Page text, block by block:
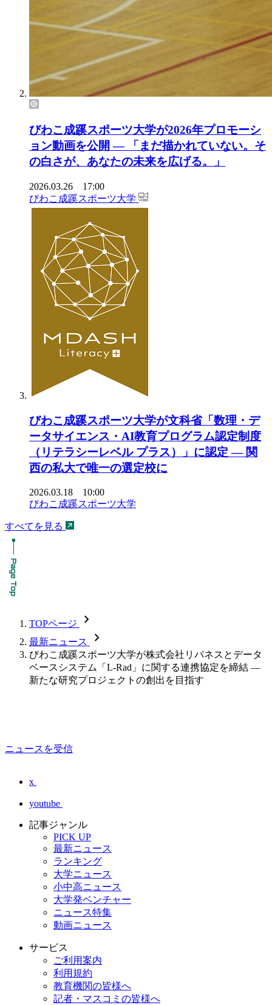
びわこ成蹊スポーツ大学が2026年プロモーシ
ョン動画を公開 ― 「まだ描かれていない。そ
の白さが、あなたの未来を広げる。」
2026.03.26 17:00
びわこ成蹊スポーツ大学
びわこ成蹊スポーツ大学が文科省「数理・デ
ータサイエンス・AI教育プログラム認定制度
（リテラシーレベル プラス）」に認定 ― 関
西の私大で唯一の選定校に
2026.03.18 10:00
びわこ成蹊スポーツ大学
すべてを見る
TOPページ chevron_forward
最新ニュース chevron_forward
びわこ成蹊スポーツ大学が株式会社リバネスとデータ
ベースシステム「L-Rad」に関する連携協定を締結 —
新たな研究プロジェクトの創出を目指す
ニュースを受信
x
youtube
記事ジャンル
PICK UP
最新ニュース
ランキング
大学ニュース
小中高ニュース
大学発ベンチャー
ニュース特集
動画ニュース
サービス
ご利用案内
利用規約
教育機関の皆様へ
記者・マスコミの皆様へ